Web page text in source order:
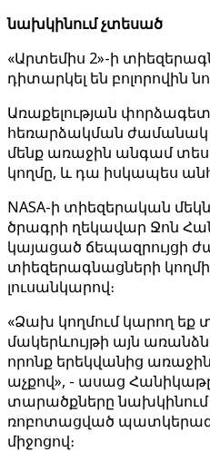
նախկինում չտեսած
«Արտեմիս 2»-ի
դիտարկել են բոլորովին
Առաքելության փորձագետ
հեռարձակման ժամանակ
մենք առաջին անգամ
կողմը, և դա իսկապես
NASA-ի տիեզերական
ծրագրի ղեկավար Ջոն
կայացած ճեպազրույցի
տիեզերագնացների
լուսանկարով։
«Ձախ կողմում կարող եք
մակերևույթի այն
որոնք երեկվանից
աչքով», - ասաց
տարածքները նախկինում
ռոբոտացված
միջոցով։